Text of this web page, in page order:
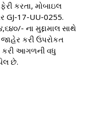
કરતા, મોબાઇલ
17-UU-0255.
ના મુદ્દામાલ સાથે
કરી ઉપરોકત
કરી આગળની વધુ
છે.